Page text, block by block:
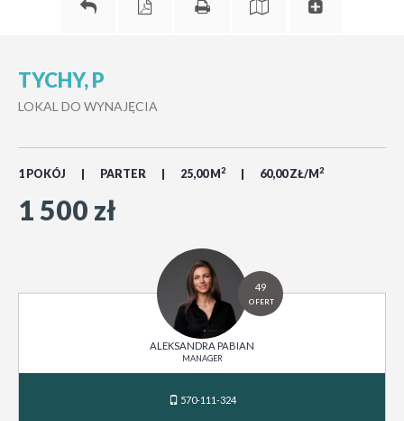
TYCHY, P
LOKAL DO WYNAJĘCIA
1 POKÓJ PARTER 25,00 M 2 60,00 ZŁ/M 2
1 500 zł
49
OFERT
ALEKSANDRA PABIAN
MANAGER
570-111-324